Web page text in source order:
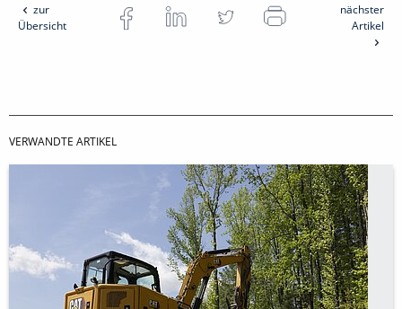
zur
Übersicht
nächster
Artikel
VERWANDTE ARTIKEL